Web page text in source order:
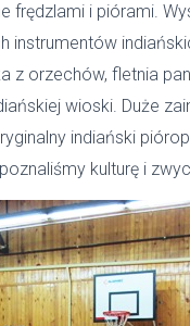
i piórami.
instrumentów
orzechów, fletnia
wioski. Duże
indiański
kulturę i